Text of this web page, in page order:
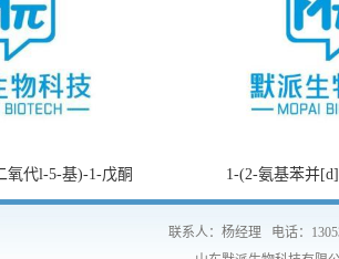
氧代l-5-基)-1-戊酮 1-(2-氨基苯并
联系人：杨经理 电话：